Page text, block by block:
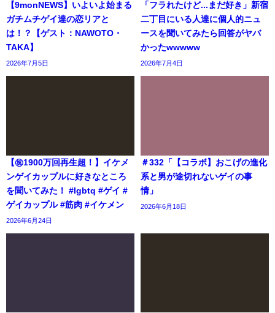
【9monNEWS】いよいよ始まる
ガチムチゲイ達の恋リアと
は！？【ゲスト：NAWOTO・
TAKA】
2026年7月5日
「フラれたけど...まだ好き」新宿
二丁目にいる人達に個人的ニュ
ースを聞いてみたら回答がヤバ
かったwwwww
2026年7月4日
【㊗️1900万回再生超！】イケメ
ンゲイカップルに好きなところ
を聞いてみた！ #lgbtq #ゲイ #
ゲイカップル #筋肉 #イケメン
2026年6月24日
＃332「【コラボ】おこげの進化
系と男が途切れないゲイの事
情」
2026年6月18日